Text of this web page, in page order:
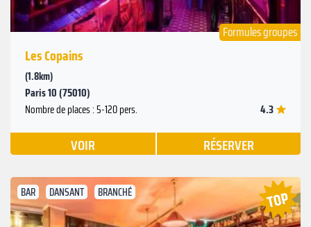
Formules groupes
Les Copains
(1.8km)
Paris 10 (75010)
Nombre de places : 5-120 pers. 4.3
VOIR RÉSERVER
BAR DANSANT BRANCHÉ